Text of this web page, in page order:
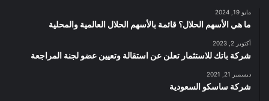
مايو 19, 2024
ما هي الأسهم الحلال؟ قائمة بالأسهم الحلال العالمية والمحلية
أكتوبر 2, 2023
شركة باتك للاستثمار تعلن عن استقالة وتعيين عضو لجنة المراجعة
ديسمبر 21, 2021
شركة ساسكو السعودية